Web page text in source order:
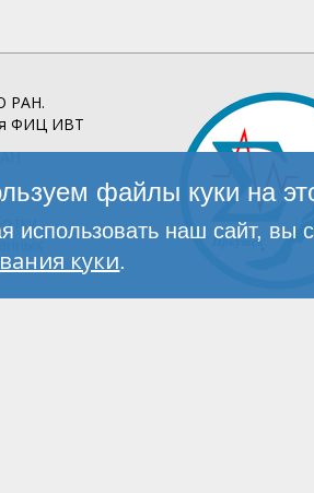
РАН.
ФИЦ ИВТ
файлы куки на
использовать наш сайт, вы
куки.